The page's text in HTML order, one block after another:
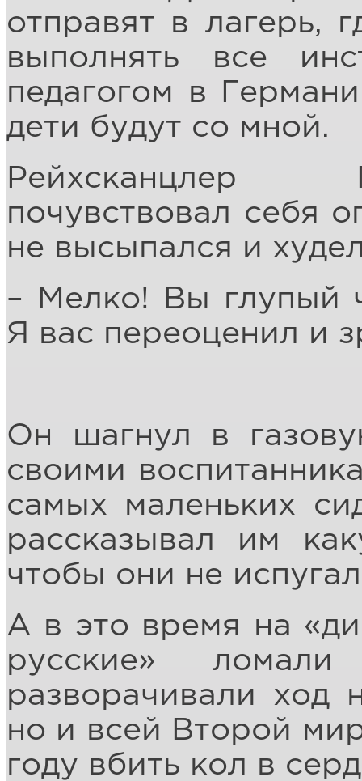
отправят в лагерь,
выполнять все
педагогом в
дети будут со мной.
Рейхсканцлер
почувствовал себя
не высыпался и
– Мелко! Вы глупый
Я вас переоценил и
Он шагнул в
своими
самых маленьких
рассказывал им
чтобы они не
А в это время на
русские»
разворачивали ход
но и всей Второй
году вбить кол в